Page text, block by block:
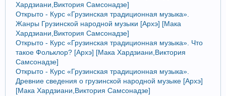
Хардзиани,Виктория Самсонадзе]
Открыто - Курс «Грузинская традиционная музыка».
Жанры Грузинской народной музыки [Архэ] [Мака
Хардзиани,Виктория Самсонадзе]
Открыто - Курс «Грузинская традиционная музыка». Что
такое Фольклор? [Архэ] [Мака Хардзиани,Виктория
Самсонадзе]
Открыто - Курс «Грузинская традиционная музыка».
Древние сведения о грузинской народной музыке [Архэ]
[Мака Хардзиани,Виктория Самсонадзе]